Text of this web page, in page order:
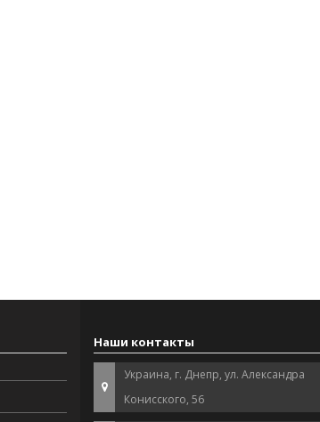
Наши контакты
Украина, г. Днепр, ул. Александра
Конисского, 56